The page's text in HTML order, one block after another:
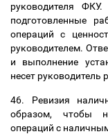
руководителя
подготовленные
операций с
руководителем.
и выполнение
несет руководитель
46. Ревизия
образом, чтобы
операций с